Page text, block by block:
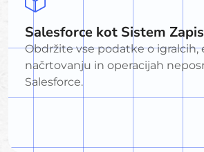
Salesforce kot Sistem
Obdržite vse podatke o igralcih,
načrtovanju in operacijah
Salesforce.